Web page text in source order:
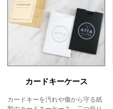
カードキーケース
カードキーを汚れや傷から守る紙